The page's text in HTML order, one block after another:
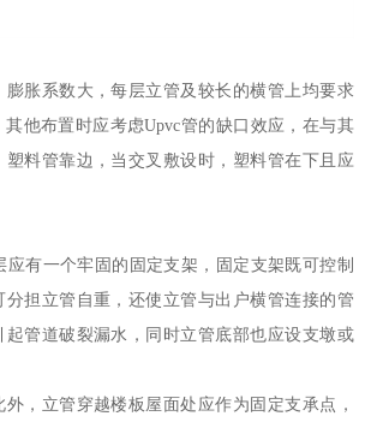
膨胀系数大，每层立管及较长的横管上均要求
他布置时应考虑Upvc管的缺口效应，在与其
料管靠边，当交叉敷设时，塑料管在下且应
应有一个牢固的固定支架，固定支架既可控制
担立管自重，还使立管与出户横管连接的管
起管道破裂漏水，同时立管底部也应设支墩或
，立管穿越楼板屋面处应作为固定支承点，